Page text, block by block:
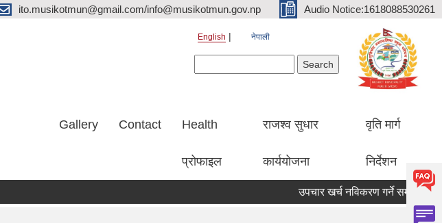
ito.musikotmun@gmail.com/info@musikotmun.gov.np Audio Notice:1618088530261
English नेपाली
Gallery Contact Health
प्रोफाइल
राजश्व सुधार
कार्ययोजना
वृति मार्ग
निर्देशन
उपचार खर्च नविकरण गर्ने सम्बन्धमा